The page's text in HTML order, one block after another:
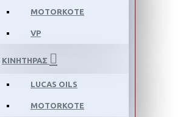
MOTORKOTE
VP
ΚΙΝΗΤΗΡΑΣ
LUCAS OILS
MOTORKOTE